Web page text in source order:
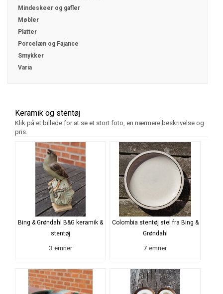
Mindeskeer og gafler
Møbler
Platter
Porcelæn og Fajance
Smykker
Varia
Keramik og stentøj
Klik på et billede for at se et stort foto, en nærmere beskrivelse og
pris.
Bing & Grøndahl B&G keramik &
stentøj
3 emner
Colombia stentøj stel fra Bing &
Grøndahl
7 emner